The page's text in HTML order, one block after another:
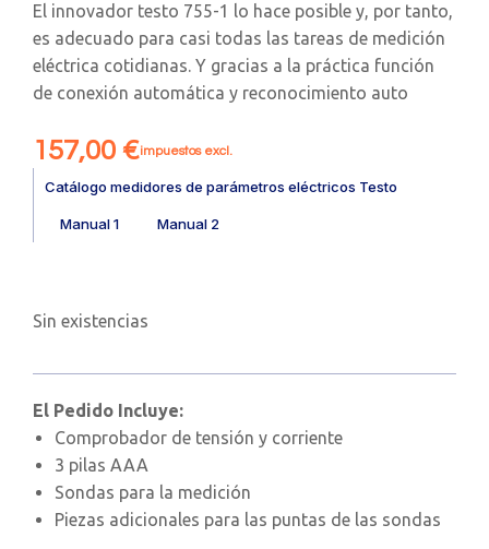
El innovador testo 755-1 lo hace posible y, por tanto,
es adecuado para casi todas las tareas de medición
eléctrica cotidianas. Y gracias a la práctica función
de conexión automática y reconocimiento auto
157,00 €impuestos excl.
Catálogo medidores de parámetros eléctricos Testo
Manual 1 Manual 2
Sin existencias
El Pedido Incluye:
Comprobador de tensión y corriente
3 pilas AAA
Sondas para la medición
Piezas adicionales para las puntas de las sondas